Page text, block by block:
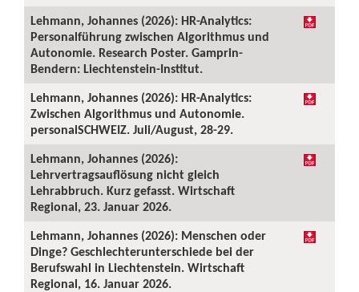
Lehmann, Johannes (2026): HR-Analytics:
Personalführung zwischen Algorithmus und
Autonomie. Research Poster. Gamprin-
Bendern: Liechtenstein-Institut.
Lehmann, Johannes (2026): HR-Analytics:
Zwischen Algorithmus und Autonomie.
personalSCHWEIZ. Juli/August, 28-29.
Lehmann, Johannes (2026):
Lehrvertragsauflösung nicht gleich
Lehrabbruch. Kurz gefasst. Wirtschaft
Regional, 23. Januar 2026.
Lehmann, Johannes (2026): Menschen oder
Dinge? Geschlechterunterschiede bei der
Berufswahl in Liechtenstein. Wirtschaft
Regional, 16. Januar 2026.